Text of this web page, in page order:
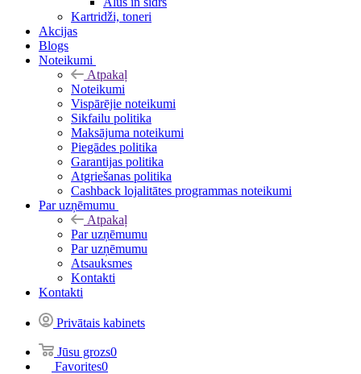
Kartridži, toneri
Akcijas
Blogs
Noteikumi
Atpakaļ
Noteikumi
Vispārējie noteikumi
Sikfailu politika
Maksājuma noteikumi
Piegādes politika
Garantijas politika
Atgriešanas politika
Cashback lojalitātes programmas noteikumi
Par uzņēmumu
Atpakaļ
Par uzņēmumu
Par uzņēmumu
Atsauksmes
Kontakti
Kontakti
Privātais kabinets
Jūsu grozs0
Favorites0